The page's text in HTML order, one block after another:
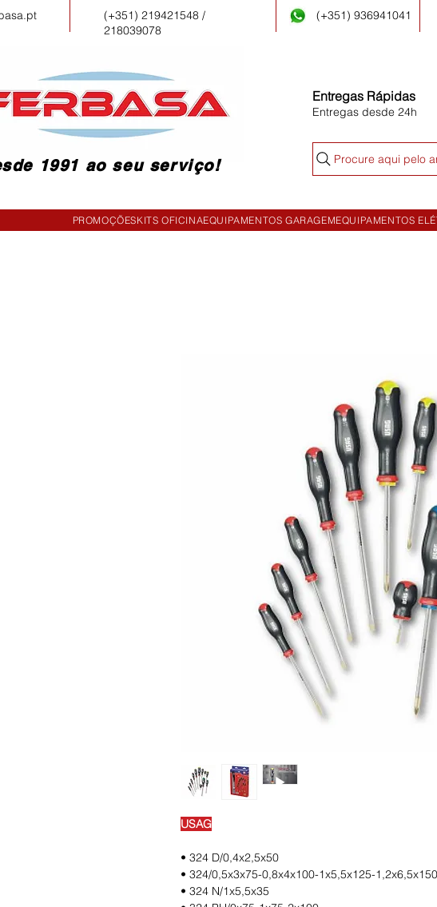
(+351) 219421548 /
218039078
(+351) 936941041
1991 ao seu serviço!
Entregas Rápidas
Entregas desde 24h
Procure aqui pelo
PROMOÇÕESKITS OFICINAEQUIPAMENTOS GARAGEMEQUIPAMENTOS
USAG
• 324 D/0,4x2,5x50
• 324/0,5x3x75-0,8x4x100-1x5,5x125-1,2x6,5x150
• 324 N/1x5,5x35